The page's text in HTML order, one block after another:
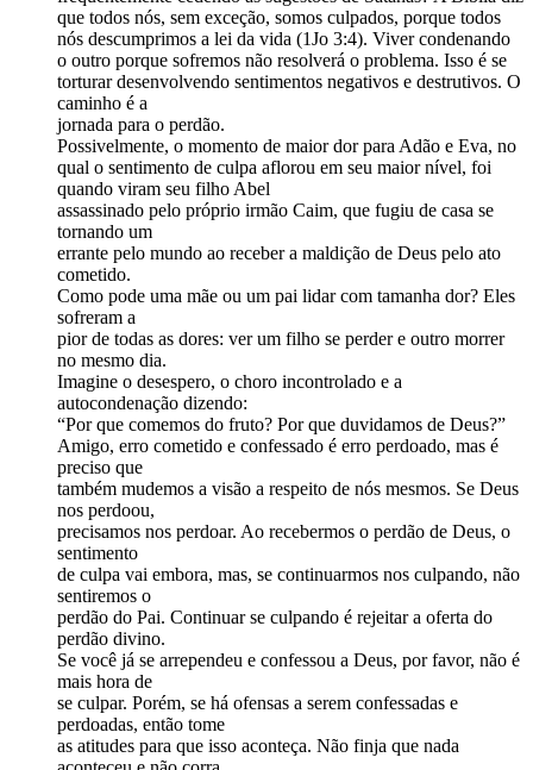
que todos nós, sem exceção, somos culpados, porque todos
nós descumprimos a lei da vida (1Jo 3:4). Viver condenando
o outro porque sofremos não resolverá o problema. Isso é se
torturar desenvolvendo sentimentos negativos e destrutivos. O
caminho é a
jornada para o perdão.
Possivelmente, o momento de maior dor para Adão e Eva, no
qual o sentimento de culpa aflorou em seu maior nível, foi
quando viram seu filho Abel
assassinado pelo próprio irmão Caim, que fugiu de casa se
tornando um
errante pelo mundo ao receber a maldição de Deus pelo ato
cometido.
Como pode uma mãe ou um pai lidar com tamanha dor? Eles
sofreram a
pior de todas as dores: ver um filho se perder e outro morrer
no mesmo dia.
Imagine o desespero, o choro incontrolado e a
autocondenação dizendo:
“Por que comemos do fruto? Por que duvidamos de Deus?”
Amigo, erro cometido e confessado é erro perdoado, mas é
preciso que
também mudemos a visão a respeito de nós mesmos. Se Deus
nos perdoou,
precisamos nos perdoar. Ao recebermos o perdão de Deus, o
sentimento
de culpa vai embora, mas, se continuarmos nos culpando, não
sentiremos o
perdão do Pai. Continuar se culpando é rejeitar a oferta do
perdão divino.
Se você já se arrependeu e confessou a Deus, por favor, não é
mais hora de
se culpar. Porém, se há ofensas a serem confessadas e
perdoadas, então tome
as atitudes para que isso aconteça. Não finja que nada